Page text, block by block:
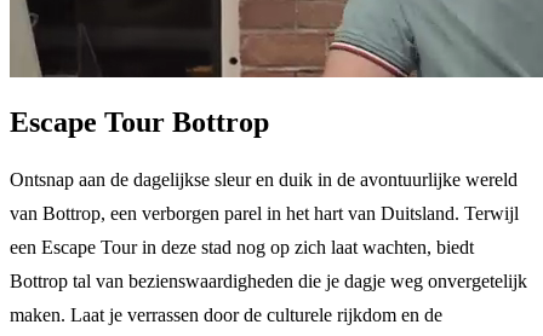
Escape Tour Bottrop
Ontsnap aan de dagelijkse sleur en duik in de avontuurlijke wereld
van Bottrop, een verborgen parel in het hart van Duitsland. Terwijl
een Escape Tour in deze stad nog op zich laat wachten, biedt
Bottrop tal van bezienswaardigheden die je dagje weg onvergetelijk
maken. Laat je verrassen door de culturele rijkdom en de